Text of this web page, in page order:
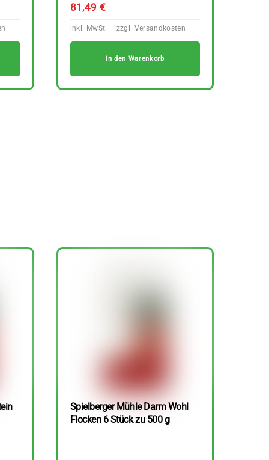
81,49 €
In den Warenkorb
Spielberger Mühle Darm Wohl
Flocken 6 Stück zu 500 g